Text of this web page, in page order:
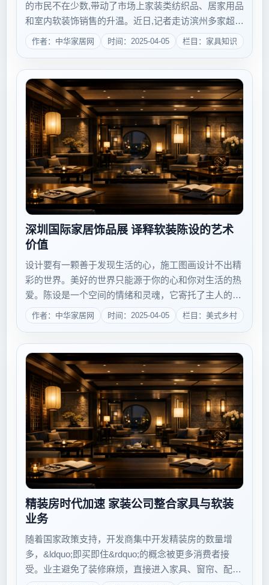
的市民不在少数,带动了市场上家装类纺织品、居家用品
和室内软装饰销售的升温。近日,记者走访滨州多家超市
和小商品批发市场,发现元旦过后,天气寒冷加上年关临
近,各类节庆用品受到热捧,市民的消费需求和卖家的销
作者：中华家居网 时间：2025-04-05 栏目：家具知识
深圳国际家居饰品展 译释软装陈设的艺术
价值
设计要有一颗善于发现生活的心，施工图画设计不出精
彩的世界。美好的世界只能源于你的心和你对生活的热
爱。陈设是一个空间的情绪和灵魂，它寄托了主人的情
感、憧憬和归宿。但是，设计师怎么去寻找一个空间的
情绪呢？那就需要一个设计师具有丰富的阅历，只有具
作者：中华家居网 时间：2025-04-05 栏目：美式乡村
精装房时代加速 家装公司整合家具与软装
业务
随着国家政策支持，开发商集中开发精装房的数量增
多，&ldquo;即买即住&rdquo;的概念被更多消费者接
受。业主避免了装修麻烦，直接进入家具、窗帘、配饰